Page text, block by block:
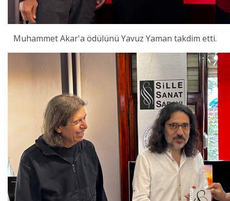
Muhammet Akar'a ödülünü Yavuz Yaman takdim etti.